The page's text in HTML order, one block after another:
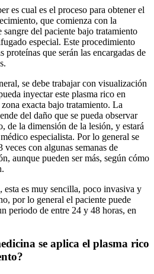
es cual es el proceso para obtener el
que comienza con la
del paciente bajo tratamiento
especial. Este procedimiento
proteínas que serán las encargadas de
se debe trabajar con visualización
inyectar este plasma rico en
exacta bajo tratamiento. La
del daño que se pueda observar
de la dimensión de la lesión, y estará
especialista. Por lo general se
con algunas semanas de
aunque pueden ser más, según cómo
es muy sencilla, poco invasiva y
por lo general el paciente puede
periodo de entre 24 y 48 horas, en
se aplica el plasma rico